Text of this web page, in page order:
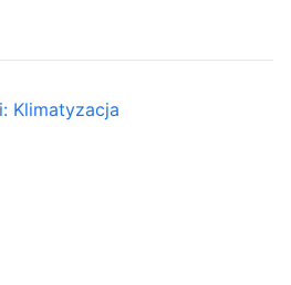
Klimatyzacja